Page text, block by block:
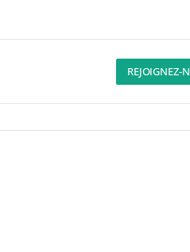
REJOIGNEZ-